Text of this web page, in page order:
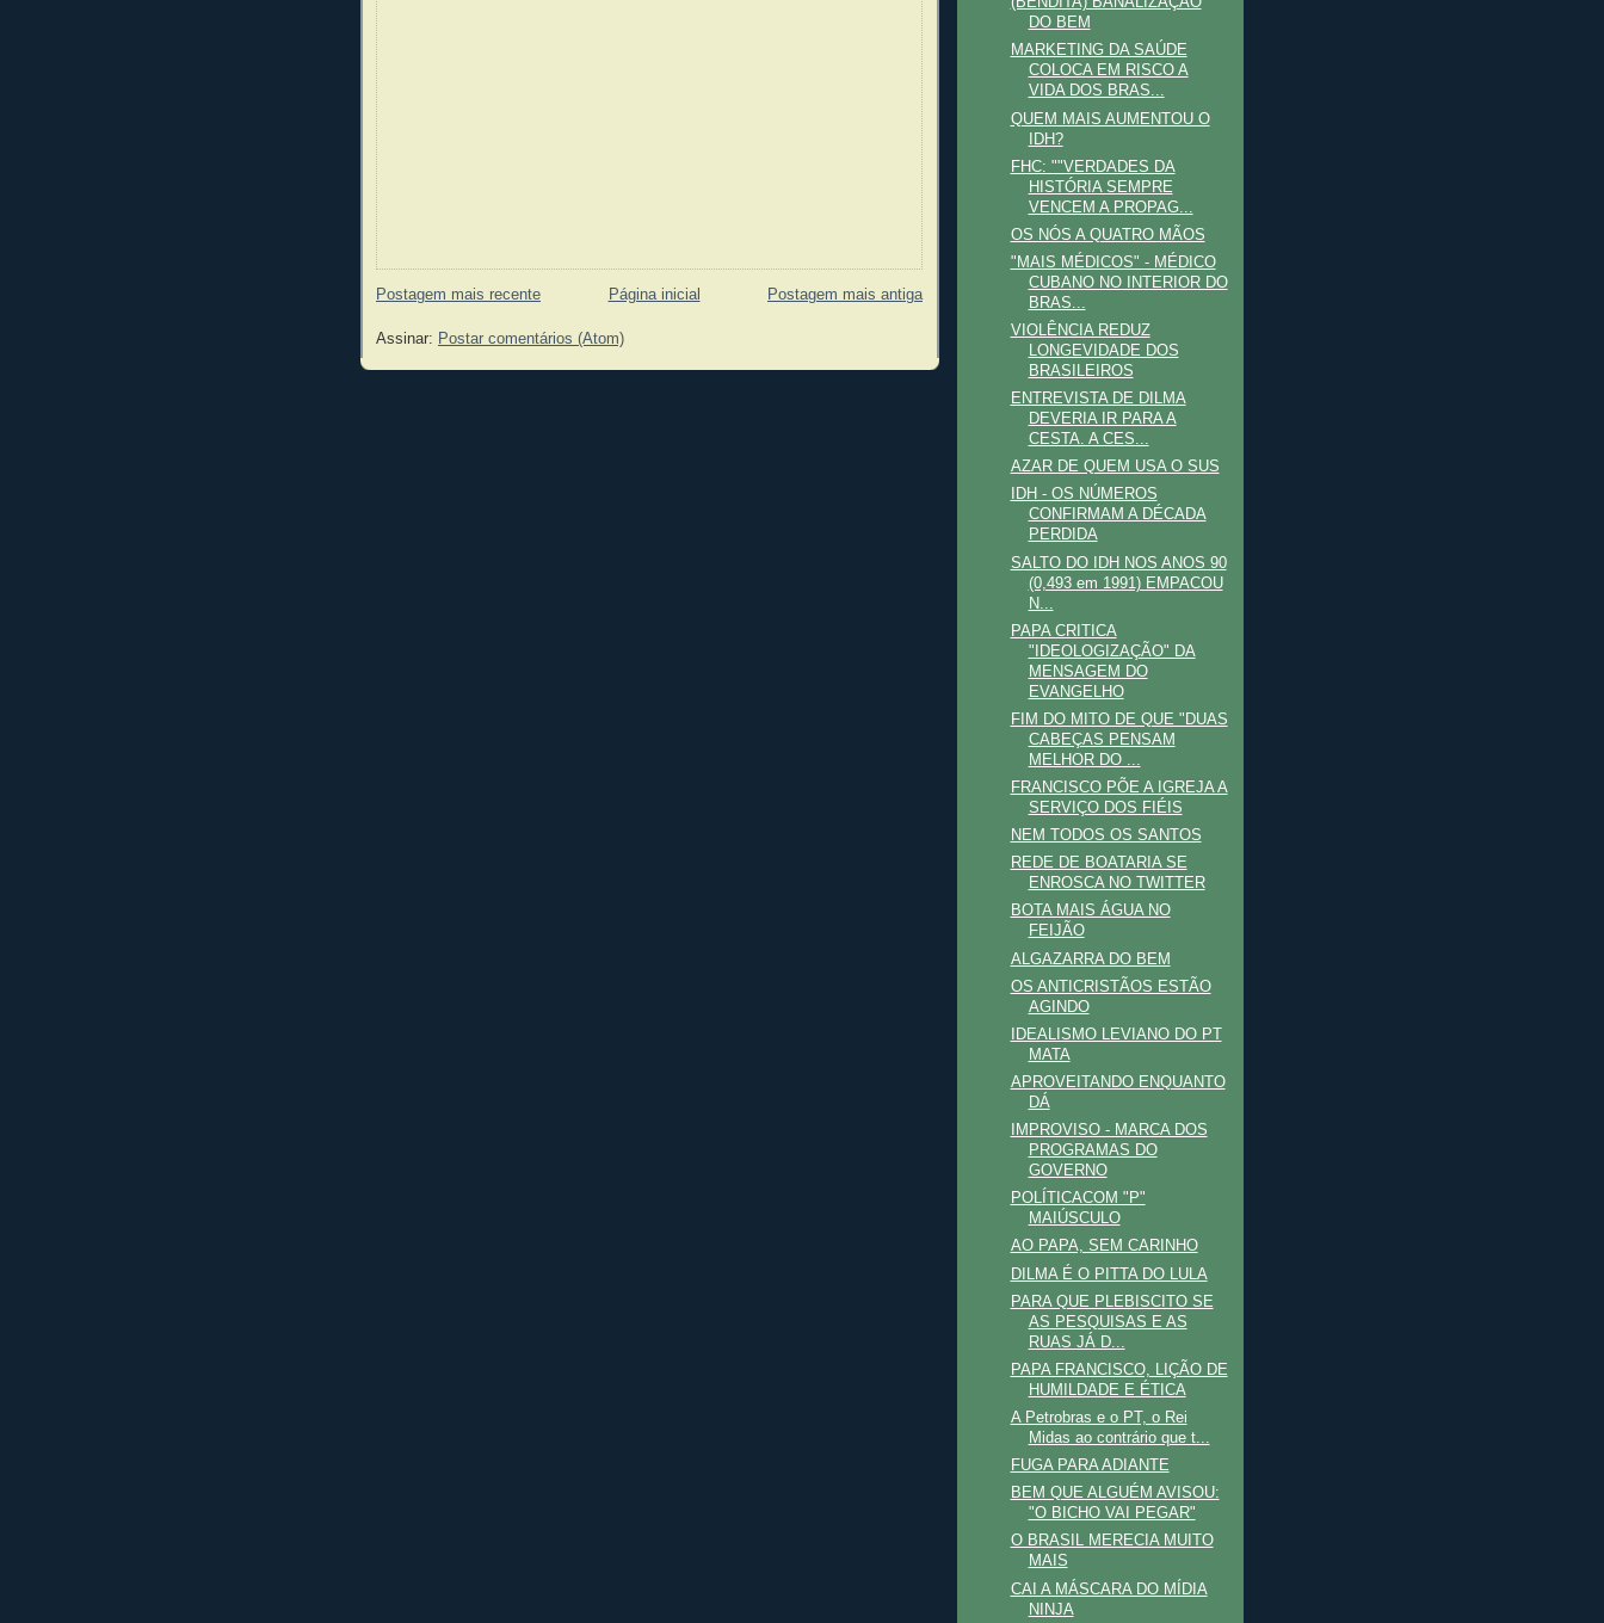
Postagem mais recente Postagem mais antiga
Página inicial
Assinar: Postar comentários (Atom)
DO BEM
MARKETING DA SAÚDE
COLOCA EM RISCO A
VIDA DOS BRAS...
QUEM MAIS AUMENTOU O
IDH?
FHC: ""VERDADES DA
HISTÓRIA SEMPRE
VENCEM A PROPAG...
OS NÓS A QUATRO MÃOS
"MAIS MÉDICOS" - MÉDICO
CUBANO NO INTERIOR DO
BRAS...
VIOLÊNCIA REDUZ
LONGEVIDADE DOS
BRASILEIROS
ENTREVISTA DE DILMA
DEVERIA IR PARA A
CESTA. A CES...
AZAR DE QUEM USA O SUS
IDH - OS NÚMEROS
CONFIRMAM A DÉCADA
PERDIDA
SALTO DO IDH NOS ANOS 90
(0,493 em 1991) EMPACOU
N...
PAPA CRITICA
"IDEOLOGIZAÇÃO" DA
MENSAGEM DO
EVANGELHO
FIM DO MITO DE QUE "DUAS
CABEÇAS PENSAM
MELHOR DO ...
FRANCISCO PÕE A IGREJA A
SERVIÇO DOS FIÉIS
NEM TODOS OS SANTOS
REDE DE BOATARIA SE
ENROSCA NO TWITTER
BOTA MAIS ÁGUA NO
FEIJÃO
ALGAZARRA DO BEM
OS ANTICRISTÃOS ESTÃO
AGINDO
IDEALISMO LEVIANO DO PT
MATA
APROVEITANDO ENQUANTO
DÁ
IMPROVISO - MARCA DOS
PROGRAMAS DO
GOVERNO
POLÍTICACOM "P"
MAIÚSCULO
AO PAPA, SEM CARINHO
DILMA É O PITTA DO LULA
PARA QUE PLEBISCITO SE
AS PESQUISAS E AS
RUAS JÁ D...
PAPA FRANCISCO, LIÇÃO DE
HUMILDADE E ÉTICA
A Petrobras e o PT, o Rei
Midas ao contrário que t...
FUGA PARA ADIANTE
BEM QUE ALGUÉM AVISOU:
"O BICHO VAI PEGAR"
O BRASIL MERECIA MUITO
MAIS
CAI A MÁSCARA DO MÍDIA
NINJA